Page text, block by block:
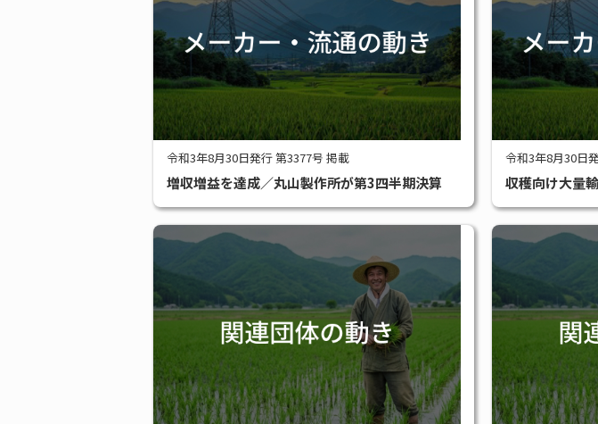
令和3年8月30日発行 第3377号 掲載
増収増益を達成／丸山製作所が第3四半期決算
令和3年8月30日
収穫向け大量